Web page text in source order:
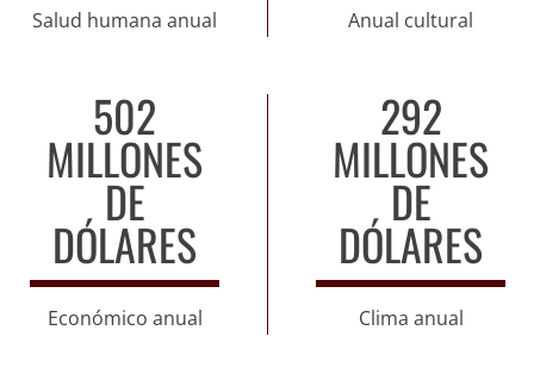
Salud humana anual Anual cultural
502
MILLONES
DE
DÓLARES
Económico anual
292
MILLONES
DE
DÓLARES
Clima anual